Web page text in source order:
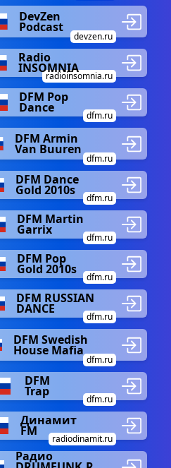
DevZen
Podcast
devzen.ru
Radio
INSOMNIA
radioinsomnia.ru
DFM Pop
Dance
dfm.ru
DFM Armin
Van Buuren
dfm.ru
DFM Dance
Gold 2010s
dfm.ru
DFM Martin
Garrix
dfm.ru
DFM Pop
Gold 2010s
dfm.ru
DFM RUSSIAN
DANCE
dfm.ru
DFM Swedish
House Mafia
dfm.ru
DFM
Trap
dfm.ru
Динамит
FM
radiodinamit.ru
Радио